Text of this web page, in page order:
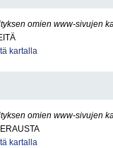
omien www-sivujen
kartalla
omien www-sivujen
kartalla